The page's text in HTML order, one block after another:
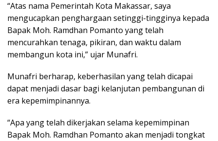
“Atas nama Pemerintah Kota Makassar, saya
mengucapkan penghargaan setinggi-tingginya kepada
Bapak Moh. Ramdhan Pomanto yang telah
mencurahkan tenaga, pikiran, dan waktu dalam
membangun kota ini,” ujar Munafri.
Munafri berharap, keberhasilan yang telah dicapai
dapat menjadi dasar bagi kelanjutan pembangunan di
era kepemimpinannya.
“Apa yang telah dikerjakan selama kepemimpinan
Bapak Moh. Ramdhan Pomanto akan menjadi tongkat